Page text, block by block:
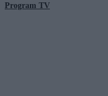
Program TV